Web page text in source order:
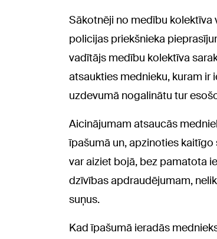
Sākotnēji no medību
policijas priekšnieka
vadītājs medību kolektīva
atsaukties mednieku, kuram ir
uzdevumā nogalinātu tur
Aicinājumam atsaucās
īpašumā un, apzinoties
var aiziet bojā, bez pamatota
dzīvības apdraudējumam,
suņus.
Kad īpašumā ieradās